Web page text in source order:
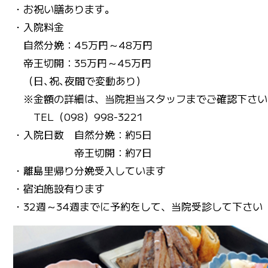
・お祝い膳あります。
・入院料金
自然分娩：45万円～48万円
帝王切開：35万円～45万円
（日､祝､夜間で変動あり）
※金額の詳細は、当院担当スタッフまでご確認下さ
TEL （098）998-3221
・入院日数 自然分娩：約5日
帝王切開：約7日
・離島里帰り分娩受入しています
・宿泊施設有ります
・32週～34週までに予約をして、当院受診して下さい